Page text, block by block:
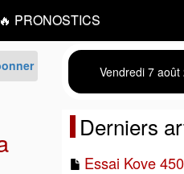
🔥 PRONOSTICS
Vendredi 7 août
Derniers
Essai Kove